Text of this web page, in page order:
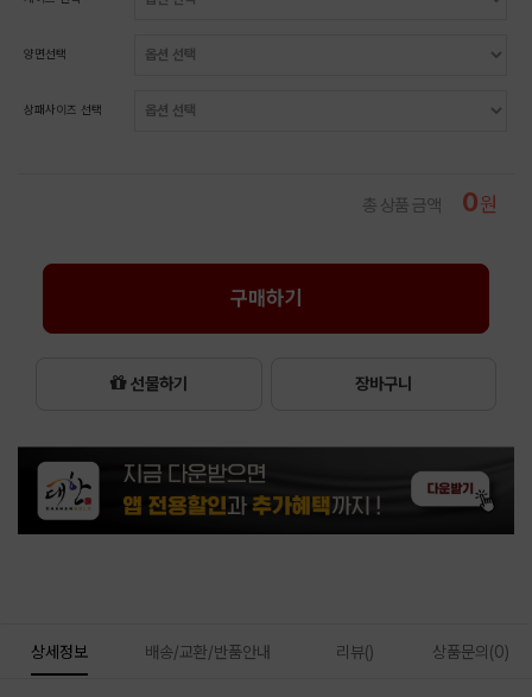
양면선택
상패사이즈 선택
총 상품 금액 0원
구매하기
선물하기 장바구니
상세정보 배송/교환/반품안내 리뷰() 상품문의(0)